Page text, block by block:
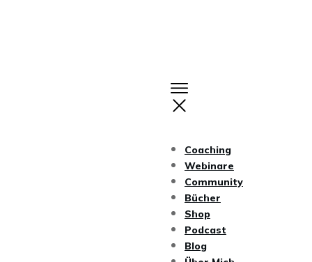
Coaching
Webinare
Community
Bücher
Shop
Podcast
Blog